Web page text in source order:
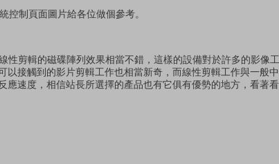
控制頁面圖片給各位做個參考。
性剪輯的磁碟陣列效果相當不錯，這樣的設備對於許多的影像
以接觸到的影片剪輯工作也相當新奇，而線性剪輯工作與一般
應速度，相信站長所選擇的產品也有它俱有優勢的地方，看著